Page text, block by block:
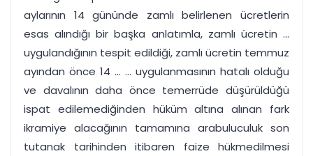
aylarının 14 gününde zamlı belirlenen ücretlerin
esas alındığı bir başka anlatımla, zamlı ücretin ...
uygulandığının tespit edildiği, zamlı ücretin temmuz
ayından önce 14 ... ... uygulanmasının hatalı olduğu
ve davalının daha önce temerrüde düşürüldüğü
ispat edilemediğinden hüküm altına alınan fark
ikramiye alacağının tamamına arabuluculuk son
tutanak tarihinden itibaren faize hükmedilmesi